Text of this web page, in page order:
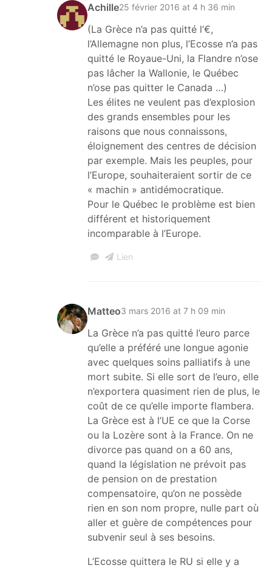
Achille25 février 2016 at 4 h 36 min
(La Grèce n’a pas quitté l’€,
l’Allemagne non plus, l’Ecosse n’a pas
quitté le Royaue-Uni, la Flandre n’ose
pas lâcher la Wallonie, le Québec
n’ose pas quitter le Canada …)
Les élites ne veulent pas d’explosion
des grands ensembles pour les
raisons que nous connaissons,
éloignement des centres de décision
par exemple. Mais les peuples, pour
l’Europe, souhaiteraient sortir de ce
« machin » antidémocratique.
Pour le Québec le problème est bien
différent et historiquement
incomparable à l’Europe.
Lien
Matteo3 mars 2016 at 7 h 09 min
La Grèce n’a pas quitté l’euro parce
qu’elle a préféré une longue agonie
avec quelques soins palliatifs à une
mort subite. Si elle sort de l’euro, elle
n’exportera quasiment rien de plus, le
coût de ce qu’elle importe flambera.
La Grèce est à l’UE ce que la Corse
ou la Lozère sont à la France. On ne
divorce pas quand on a 60 ans,
quand la législation ne prévoit pas
de pension on de prestation
compensatoire, qu’on ne possède
rien en son nom propre, nulle part où
aller et guère de compétences pour
subvenir seul à ses besoins.
L’Ecosse quittera le RU si elle y a